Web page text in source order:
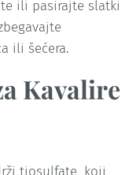
ili pasirajte slatki
ili šećera.
Kavalire
tiosulfate, koji